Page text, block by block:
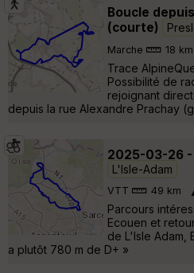
Boucle
(courte)
Marche 18
Trace
Possibilité de
rejoignant
depuis la rue Alexandre Prachay
2025-03-26 -
L'Isle-Adam
VTT 49 km
Parcours
Ecouen et
de L'Isle Adam,
a plutôt 780 m de D+ »